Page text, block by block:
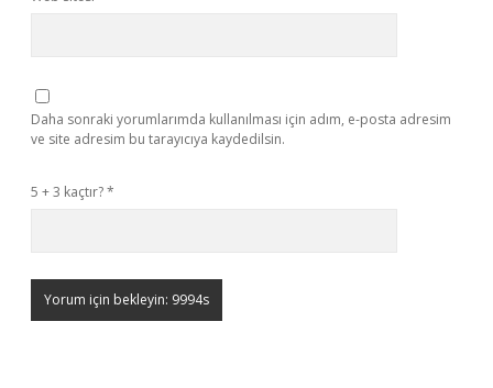
Daha sonraki yorumlarımda kullanılması için adım, e-posta adresim
ve site adresim bu tarayıcıya kaydedilsin.
5 + 3 kaçtır?*